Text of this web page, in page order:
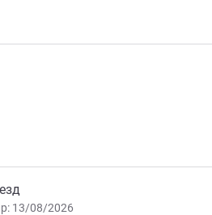
(в пешей доступности),
пляж Анкол (13 мин поездки,
5,6 км).
13/08/2026